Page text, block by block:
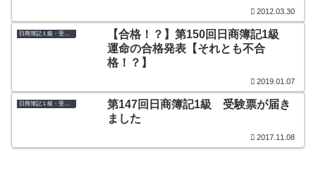
2012.03.30
【合格！？】第150回日商簿記1級
運命の合格発表【それとも不合
格！？】
2019.01.07
日商簿記１級・受験体験記＆結果発表
第147回日商簿記1級 受験票が届き
ました
2017.11.08